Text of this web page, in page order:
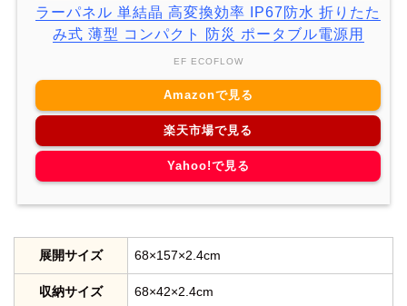
ラーパネル 単結晶 高変換効率 IP67防水 折りたた
み式 薄型 コンパクト 防災 ポータブル電源用
EF ECOFLOW
Amazonで見る
楽天市場で見る
Yahoo!で見る
展開サイズ 68×157×2.4cm
収納サイズ 68×42×2.4cm